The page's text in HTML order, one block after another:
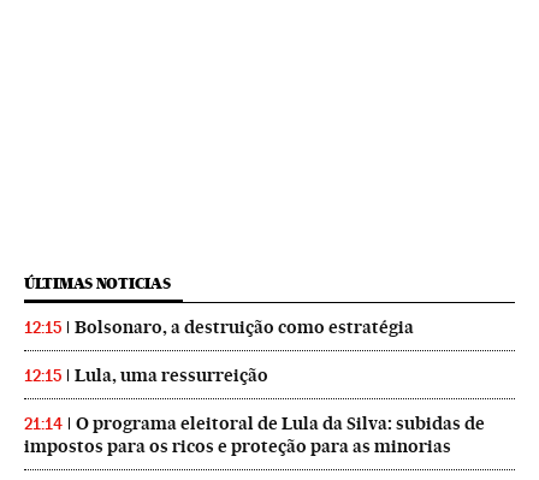
ÚLTIMAS NOTICIAS
12:15 Bolsonaro, a destruição como estratégia
12:15 Lula, uma ressurreição
21:14
O programa eleitoral de Lula da Silva: subidas de
impostos para os ricos e proteção para as minorias